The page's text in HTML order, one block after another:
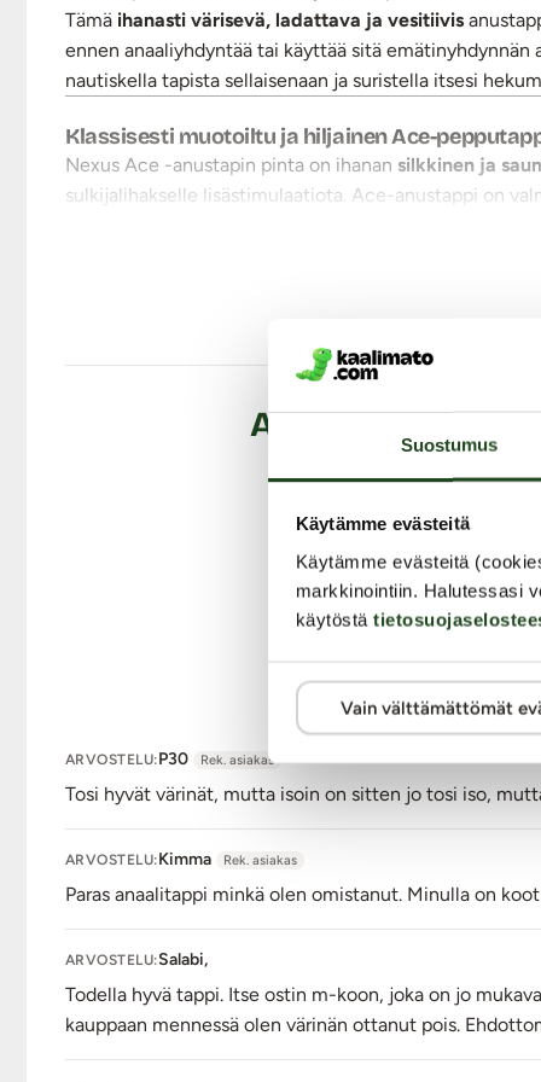
Suostumus
Käytämme evästeitä
Käytämme evästeitä
markkinointiin. Halutessasi
käytöstä
Vain välttämättömät
Tämä ihanasti värisevä, ladattava ja vesitiivis
ennen anaaliyhdyntää tai käyttää sitä
nautiskella tapista sellaisenaan ja suristella itsesi
Klassisesti muotoiltu ja hiljainen Ace-
Nexus Ace -anustapin pinta on ihanan silkkinen ja
sulkijalihakselle lisästimulaatiota. Ace-anustappi on
hiljaisella äänellä mutta tehokkaasti
pulsoivaa rytmiä ja 1 aaltoileva värinäohjelma. Ohjelmia
Kaukosäätimen voi luovuttaa vaikka kumppanille ja
painamalla lyhyesti joko tapin tai kaukosäätimen
värinät kaukosäätimellä, muista lopuksi sammuttaa
Moottoroitu anustappi Nexus Aceladataan
tapin pohjassa oleviin magneettinapoihin ja toinen
Valon palaessa yhtäjaksoisesti, akku on täynnä.
Jos USB-kaapelin magneettinavat eivät
ja aktivoi latauskaapelin magneettinavat
Käytä silikonisen tuotteen kanssa runsaasti mieleistäsi
miedolla saippuavedellä ja desinfioi halutessasi
Pakkaus sisältää Ace-anustapin, kaukosäätimen, USB-
Tuotetiedot:
Moottori: 6 värinäohjelmaa. Säädetään
Toimii: Ladataan magneettisesti kiinnittyvän USB-
Latausaika: n. 80 min.
Toiminta-aika täydellä akulla: n. 80 min.
Asiakkaiden
ARVOSTELU:P30 Rek. asiakas
Tosi hyvät värinät, mutta isoin on sitten jo tosi iso,
ARVOSTELU:Kimma Rek. asiakas
Paras anaalitappi minkä olen omistanut. Minulla on
ARVOSTELU:Salabi,
Todella hyvä tappi. Itse ostin m-koon, joka on jo
kauppaan mennessä olen värinän ottanut pois.